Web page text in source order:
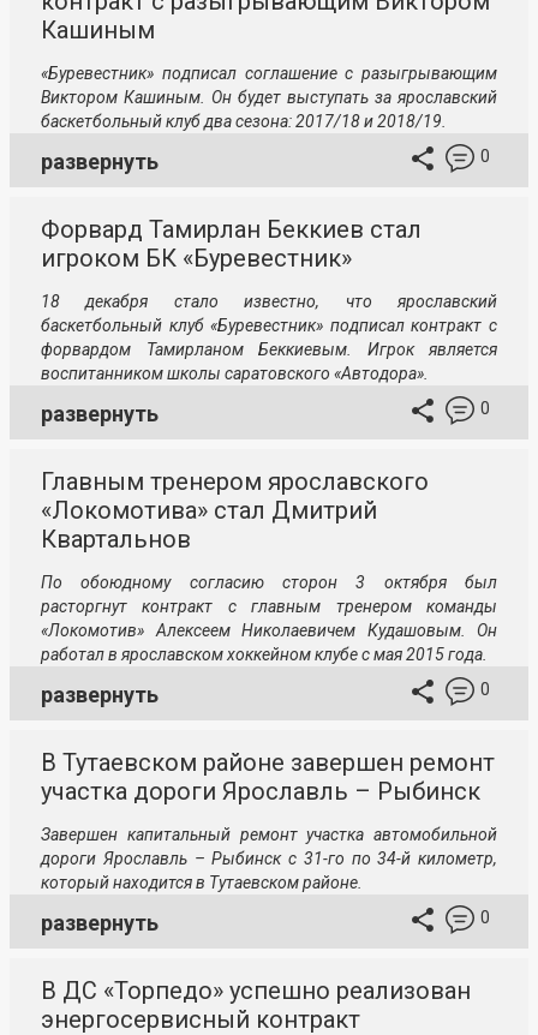
Кашиным
«Буревестник» подписал соглашение с разыгрывающим
Виктором Кашиным. Он будет выступать за ярославский
баскетбольный клуб два сезона: 2017/18 и 2018/19.
развернуть 0
Форвард Тамирлан Беккиев стал
игроком БК «Буревестник»
18 декабря стало известно, что ярославский
баскетбольный клуб «Буревестник» подписал контракт с
форвардом Тамирланом Беккиевым. Игрок является
воспитанником школы саратовского «Автодора».
развернуть 0
Главным тренером ярославского
«Локомотива» стал Дмитрий
Квартальнов
По обоюдному согласию сторон 3 октября был
расторгнут контракт с главным тренером команды
«Локомотив» Алексеем Николаевичем Кудашовым. Он
работал в ярославском хоккейном клубе с мая 2015 года.
развернуть 0
В Тутаевском районе завершен ремонт
участка дороги Ярославль – Рыбинск
Завершен капитальный ремонт участка автомобильной
дороги Ярославль – Рыбинск с 31-го по 34-й километр,
который находится в Тутаевском районе.
развернуть 0
В ДС «Торпедо» успешно реализован
энергосервисный контракт